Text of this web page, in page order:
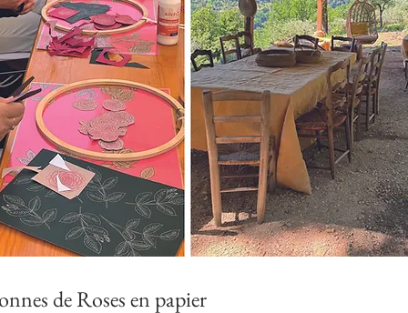
de Roses en papier